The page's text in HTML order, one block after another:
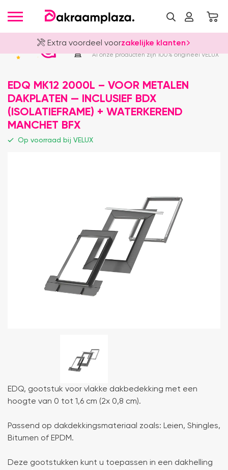
Extra voordeel voorzakelijke klanten
Officieel VELUX Dealer
Al onze producten zijn 100% origineel VELUX
EDQ MK12 2000L – VOOR METALEN
DAKPLATEN — INCLUSIEF BDX
(ISOLATIEFRAME) + WATERKEREND
MANCHET BFX
Op voorraad bij VELUX
EDQ, gootstuk voor vlakke dakbedekking met een
hoogte van 0 tot 1,6 cm (2x 0,8 cm).
Passend op dakdekkingsmateriaal zoals: Leien, Shingles,
Bitumen of EPDM.
Deze gootstukken kunt u toepassen in een dakhelling